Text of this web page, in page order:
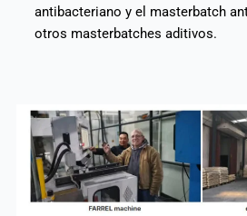
antibacteriano y el masterbatch
otros masterbatches aditivos.